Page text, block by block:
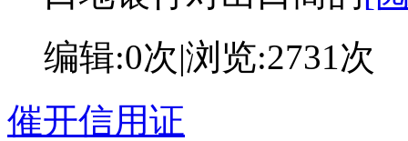
编辑:0次|浏览:2731次
催开信用证